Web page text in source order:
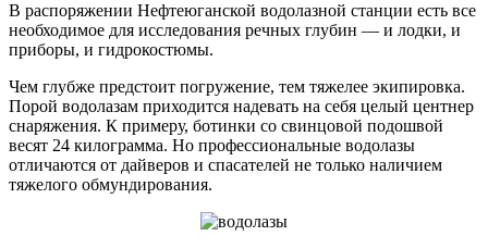
В распоряжении Нефтеюганской водолазной станции есть все
необходимое для исследования речных глубин — и лодки, и
приборы, и гидрокостюмы.
Чем глубже предстоит погружение, тем тяжелее экипировка.
Порой водолазам приходится надевать на себя целый центнер
снаряжения. К примеру, ботинки со свинцовой подошвой
весят 24 килограмма. Но профессиональные водолазы
отличаются от дайверов и спасателей не только наличием
тяжелого обмундирования.